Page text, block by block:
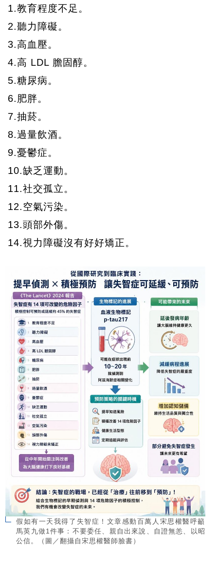
1.教育程度不足。
2.聽力障礙。
3.高血壓。
4.高 LDL 膽固醇。
5.糖尿病。
6.肥胖。
7.抽菸。
8.過量飲酒。
9.憂鬱症。
10.缺乏運動。
11.社交孤立。
12.空氣污染。
13.頭部外傷。
14.視力障礙沒有好好矯正。
假如有一天我得了失智症！文章感動百萬人宋思權醫呼籲
馬英九做1件事：不要委任、親自出來說、自證無恙、以昭
公信。（圖／翻攝自宋思權醫師臉書）